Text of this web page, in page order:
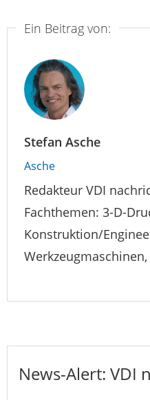
Ein Beitrag von:
Stefan Asche
Asche
Redakteur VDI
Fachthemen: 3-D-
Konstruktion/
Werkzeugmaschinen,
News-Alert: VDI